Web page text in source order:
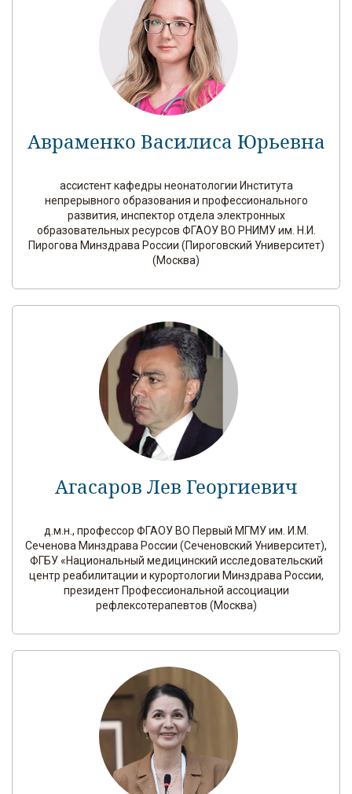
Авраменко Василиса Юрьевна
ассистент кафедры неонатологии Института
непрерывного образования и профессионального
развития, инспектор отдела электронных
образовательных ресурсов ФГАОУ ВО РНИМУ им. Н.И.
Пирогова Минздрава России (Пироговский Университет)
(Москва)
Агасаров Лев Георгиевич
д.м.н., профессор ФГАОУ ВО Первый МГМУ им. И.М.
Сеченова Минздрава России (Сеченовский Университет),
ФГБУ «Национальный медицинский исследовательский
центр реабилитации и курортологии Минздрава России,
президент Профессиональной ассоциации
рефлексотерапевтов (Москва)